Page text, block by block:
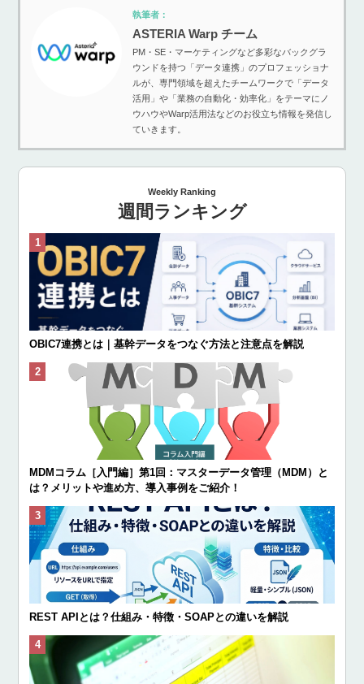
執筆者：
ASTERIA Warp チーム
PM・SE・マーケティングなど多彩なバックグラ
ウンドを持つ「データ連携」のプロフェッショナ
ルが、専門領域を超えたチームワークで「データ
活用」や「業務の自動化・効率化」をテーマにノ
ウハウやWarp活用法などのお役立ち情報を発信し
ていきます。
Weekly Ranking
週間ランキング
OBIC7連携とは｜基幹データをつなぐ方法と注意点を解説
MDMコラム［入門編］第1回：マスターデータ管理（MDM）と
は？メリットや進め方、導入事例をご紹介！
REST APIとは？仕組み・特徴・SOAPとの違いを解説